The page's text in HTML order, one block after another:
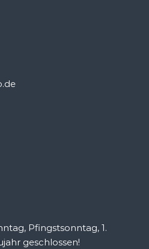
Pfingstsonntag, 1.
geschlossen!